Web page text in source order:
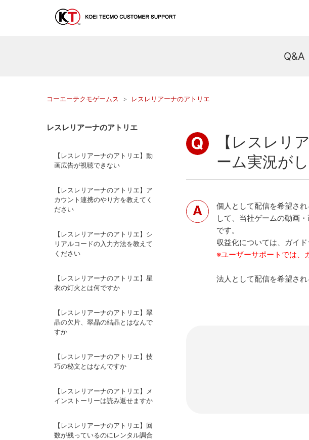
Q&A
コーエーテクモゲームス レスレリアーナのアトリエ
レスレリアーナのアトリエ
【レスレリアーナのアトリエ】動
画広告が視聴できない
【レスレリアーナのアトリエ】ア
カウント連携のやり方を教えてく
ださい
【レスレリアーナのアトリエ】シ
リアルコードの入力方法を教えて
ください
【レスレリアーナのアトリエ】星
衣の灯火とは何ですか
【レスレリアーナのアトリエ】翠
晶の欠片、翠晶の結晶とはなんで
すか
【レスレリアーナのアトリエ】技
巧の秘文とはなんですか
【レスレリアーナのアトリエ】メ
インストーリーは読み返せますか
【レスレリアーナのアトリエ】回
数が残っているのにレンタル調合
【レスレリ
ーム実況が
個人として配信を希望さ
して、当社ゲームの動画
です。
収益化については、ガイ
※ユーザーサポートでは、
法人として配信を希望され